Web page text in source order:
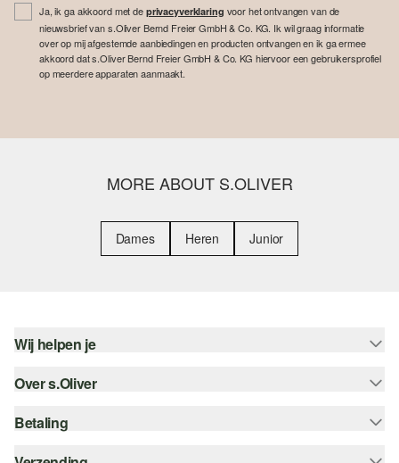
Ja, ik ga akkoord met de privacyverklaring voor het ontvangen van de
nieuwsbrief van s.Oliver Bernd Freier GmbH & Co. KG. Ik wil graag informatie
over op mij afgestemde aanbiedingen en producten ontvangen en ik ga ermee
akkoord dat s.Oliver Bernd Freier GmbH & Co. KG hiervoor een gebruikersprofiel
op meerdere apparaten aanmaakt.
MORE ABOUT S.OLIVER
Dames Heren Junior
Wij helpen je
Help - FAQ
Maattabel
Over s.Oliver
Nieuwsbrief
s.Oliver Card
Betaling